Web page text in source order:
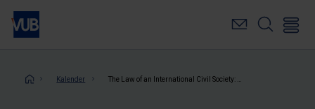
Overslaan
naar
inhoudKruimelpad
Kalender